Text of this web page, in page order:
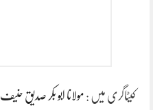
کیٹاگری میں : مولانا ابو بکر صدیق حنیف